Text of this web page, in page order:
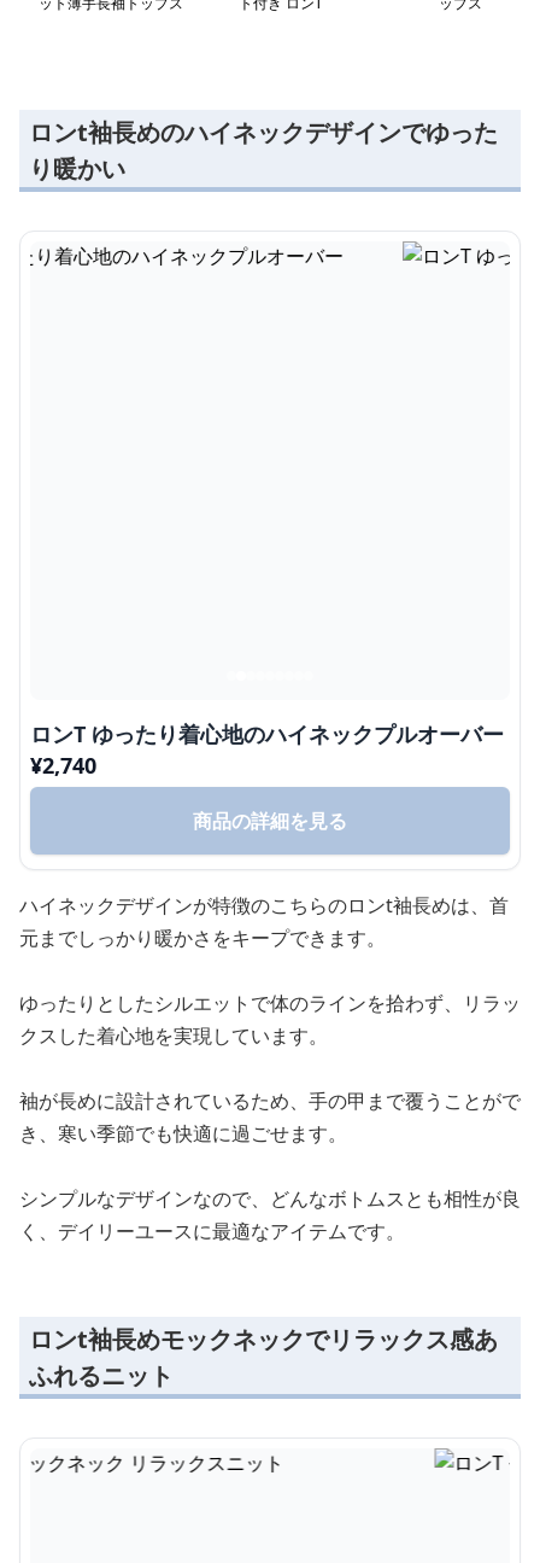
ロンt袖長めのハイネックデザインでゆった
り暖かい
ロンT ゆったり着心地のハイネックプルオーバー
¥2,740
商品の詳細を見る
ハイネックデザインが特徴のこちらのロンt袖長めは、首
元までしっかり暖かさをキープできます。
ゆったりとしたシルエットで体のラインを拾わず、リラッ
クスした着心地を実現しています。
袖が長めに設計されているため、手の甲まで覆うことがで
き、寒い季節でも快適に過ごせます。
シンプルなデザインなので、どんなボトムスとも相性が良
く、デイリーユースに最適なアイテムです。
ロンt袖長めモックネックでリラックス感あ
ふれるニット